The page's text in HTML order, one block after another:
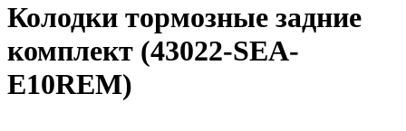
Колодки тормозные задние
комплект (43022-SEA-
E10REM)